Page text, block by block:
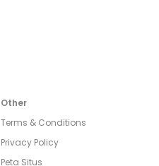
Other
Terms & Conditions
Privacy Policy
Peta Situs